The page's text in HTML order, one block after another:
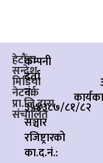
हेटौंडा
सन्देश
मिडिया
नेटवर्क
प्रा.लि.द्वारा
संचालित
कम्पनी
दर्ता
नं:
३५४३८७/८१/८२
सञ्चार
रजिष्ट्रारको
का.द.नं.: